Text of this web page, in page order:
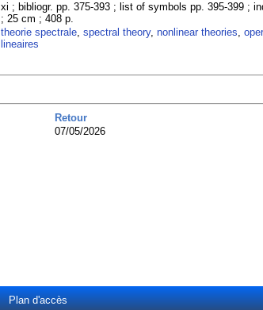
xi ; bibliogr. pp. 375-393 ; list of symbols pp. 395-399 ;
; 25 cm ; 408 p.
theorie spectrale, spectral theory, nonlinear theories,
lineaires
Retour
07/05/2026
Plan d'accès